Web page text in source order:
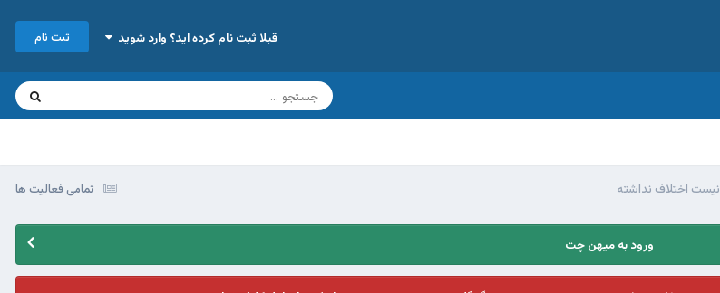
قبلا ثبت نام کرده اید؟ وارد شوید ثبت نام
تمامی فعالیت ها نيست اختلاف نداشته
ورود به میهن چت